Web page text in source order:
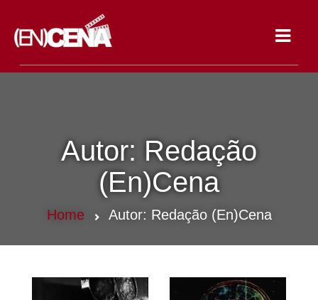
Autor: Redação
(En)Cena
Home Autor: Redação (En)Cena